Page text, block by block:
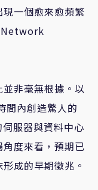
一個愈來愈頻繁
非毫無根據。以
間內創造驚人的
服器與資料中心
度來看，預期已
成的早期徵兆。